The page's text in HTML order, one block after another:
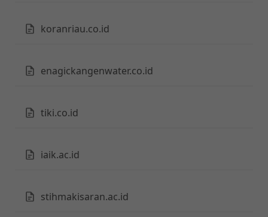
koranriau.co.id
enagickangenwater.co.id
tiki.co.id
iaik.ac.id
stihmakisaran.ac.id